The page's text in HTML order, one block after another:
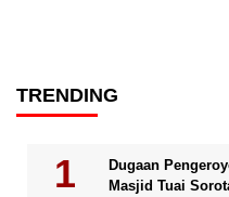
TRENDING
Dugaan
Masjid Tuai